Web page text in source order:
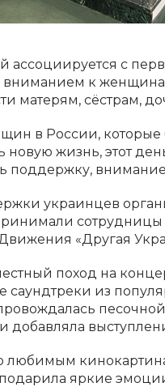
ассоциируется с
к
матерям, сёстрам,
в России,
новую жизнь, этот
поддержку,
украинцев
«Другая
поход на
саундтреки из
добавляла
любимым
яркие